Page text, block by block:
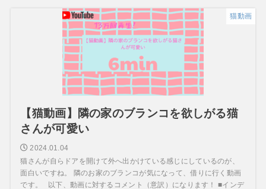
猫動画
【猫動画】隣の家のブランコを欲しがる猫
さんが可愛い
2024.01.04
猫さんが自らドアを開けて外へ出かけている感じにしているのが、
面白いですね。 隣のお家のブランコが気になって、借りに行く動画
です。 以下、動画に対するコメント（意訳）になります！ ■インデ